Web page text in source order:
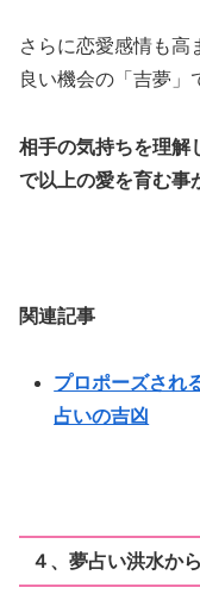
さらに恋愛感情も高
良い機会の「吉夢」
相手の気持ちを理解
で以上の愛を育む事
関連記事
プロポーズされ
占いの吉凶
４、夢占い洪水か